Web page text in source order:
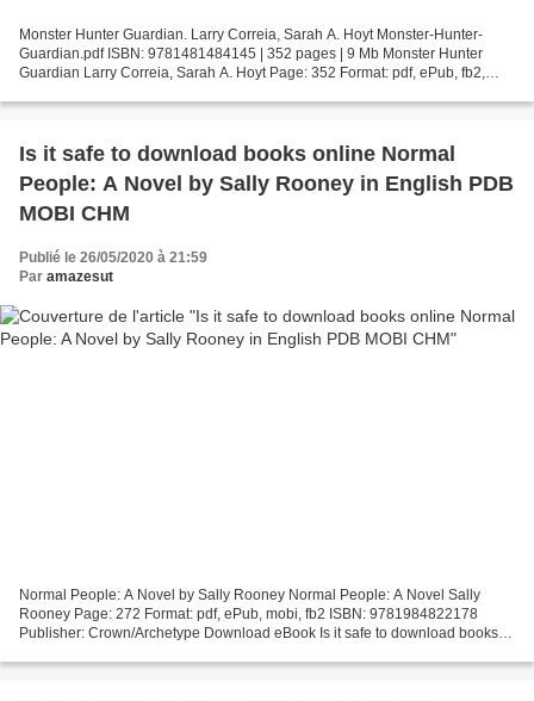
Monster Hunter Guardian. Larry Correia, Sarah A. Hoyt Monster-Hunter-
Guardian.pdf ISBN: 9781481484145 | 352 pages | 9 Mb Monster Hunter
Guardian Larry Correia, Sarah A. Hoyt Page: 352 Format: pdf, ePub, fb2,
Is it safe to download books online Normal
People: A Novel by Sally Rooney in English PDB
MOBI CHM
Publié le 26/05/2020 à 21:59
Par amazesut
Normal People: A Novel by Sally Rooney Normal People: A Novel Sally
Rooney Page: 272 Format: pdf, ePub, mobi, fb2 ISBN: 9781984822178
Publisher: Crown/Archetype Download eBook Is it safe to download books